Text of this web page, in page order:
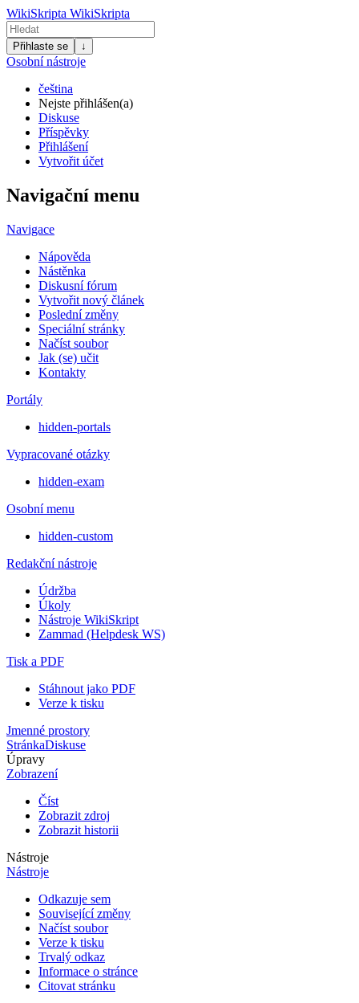
WikiSkripta WikiSkripta
Přihlaste se ↓
Osobní nástroje
čeština
Nejste přihlášen(a)
Diskuse
Příspěvky
Přihlášení
Vytvořit účet
Navigační menu
Navigace
Nápověda
Nástěnka
Diskusní fórum
Vytvořit nový článek
Poslední změny
Speciální stránky
Načíst soubor
Jak (se) učit
Kontakty
Portály
hidden-portals
Vypracované otázky
hidden-exam
Osobní menu
hidden-custom
Redakční nástroje
Údržba
Úkoly
Nástroje WikiSkript
Zammad (Helpdesk WS)
Tisk a PDF
Stáhnout jako PDF
Verze k tisku
Jmenné prostory
StránkaDiskuse
Úpravy
Zobrazení
Číst
Zobrazit zdroj
Zobrazit historii
Nástroje
Nástroje
Odkazuje sem
Související změny
Načíst soubor
Verze k tisku
Trvalý odkaz
Informace o stránce
Citovat stránku